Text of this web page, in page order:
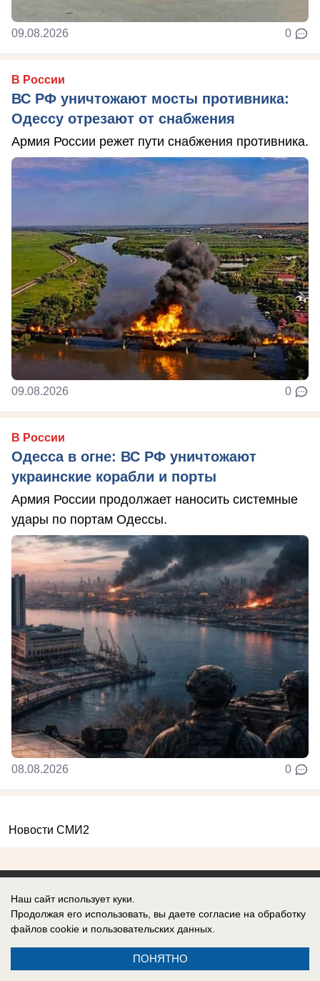
09.08.2026 0
В России
ВС РФ уничтожают мосты противника:
Одессу отрезают от снабжения
Армия России режет пути снабжения противника.
09.08.2026 0
В России
Одесса в огне: ВС РФ уничтожают
украинские корабли и порты
Армия России продолжает наносить системные
удары по портам Одессы.
08.08.2026 0
Новости СМИ2
Реклама на сайте
Информация
Наш сайт использует куки.
Продолжая его использовать, вы даете согласие на обработку
файлов cookie и пользовательских данных.
ПОНЯТНО